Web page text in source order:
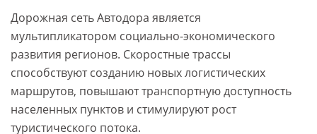
Дорожная сеть Автодора является
мультипликатором социально-экономического
развития регионов. Скоростные трассы
способствуют созданию новых логистических
маршрутов, повышают транспортную доступность
населенных пунктов и стимулируют рост
туристического потока.